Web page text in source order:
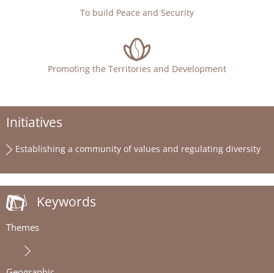
To build Peace and Security
Promoting the Territories and Development
Initiatives
Establishing a community of values and regulating diversity
Keywords
Themes